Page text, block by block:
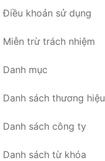
Điều khoản sử dụng
Miễn trừ trách nhiệm
Danh mục
Danh sách thương hiệu
Danh sách công ty
Danh sách từ khóa